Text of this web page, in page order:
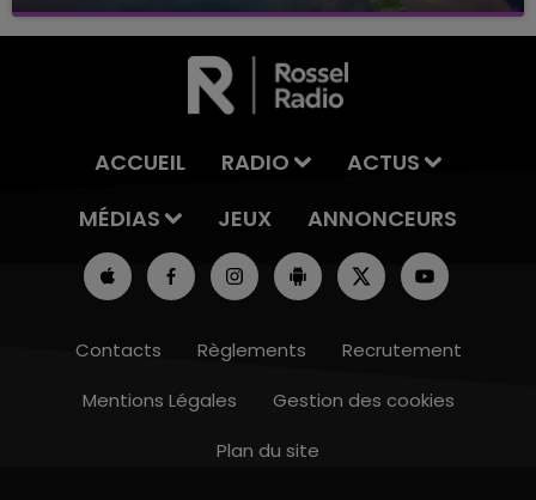
16h00 - 20h00
avec La Famille Champagne FM, à 8H10
ACCUEIL RADIO
ACTUS
MÉDIAS
JEUX ANNONCEURS
Contacts Règlements
Recrutement
Mentions Légales
Gestion des cookies
Plan du site